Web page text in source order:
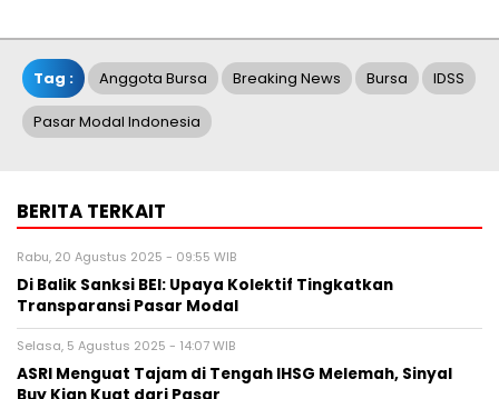
Tag : Anggota Bursa Breaking News Bursa IDSS
Pasar Modal Indonesia
BERITA TERKAIT
Rabu, 20 Agustus 2025 - 09:55 WIB
Di Balik Sanksi BEI: Upaya Kolektif Tingkatkan
Transparansi Pasar Modal
Selasa, 5 Agustus 2025 - 14:07 WIB
ASRI Menguat Tajam di Tengah IHSG Melemah, Sinyal